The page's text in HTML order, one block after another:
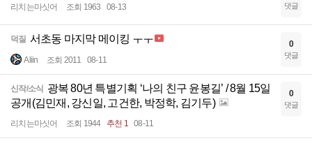
리치는마싯어 조회 1963 08-13 댓글
덕질 서초동 마지막 메이킹 ㅜㅜ
Aliin 조회 2011 08-11
0
댓글
신작/소식
광복 80년 특별기획 ‘나의 친구 윤봉길’ / 8월 15일
공개(김민재, 강신일, 고건한, 박정학, 김기두)
리치는마싯어 조회 1944 추천 1 08-11
0
댓글